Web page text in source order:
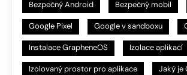
Bezpečný Android Bezpečný mobil
Google Pixel Google v sandboxu
Instalace GrapheneOS Izolace aplikací
Izolovaný prostor pro aplikace Jaký je